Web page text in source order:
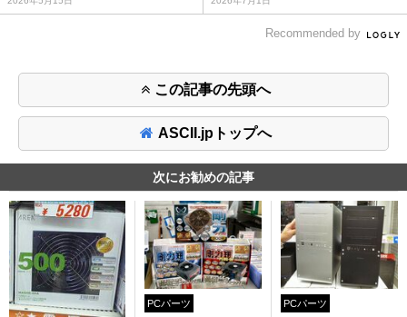
Recommended by
この記事の先頭へ
ASCII.jpトップへ
次にお勧めの記事
PCパーツ PCパーツ